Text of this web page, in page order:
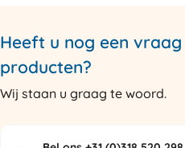
Heeft u nog een
producten?
Wij staan u graag te woord.